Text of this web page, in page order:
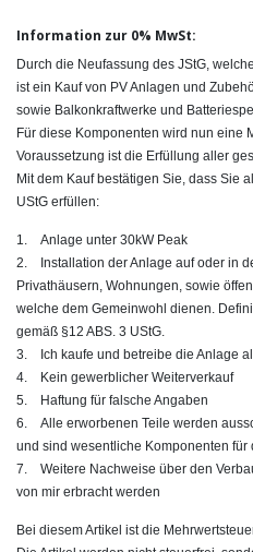
Information zur 0% MwSt:
Durch die Neufassung des JStG,
ist ein Kauf von PV Anlagen und
sowie Balkonkraftwerke und
Für diese Komponenten wird nun eine
Voraussetzung ist die Erfüllung aller
Mit dem Kauf bestätigen Sie, dass Sie
UStG erfüllen:
1. Anlage unter 30kW Peak
2. Installation der Anlage auf oder in
Privathäusern, Wohnungen, sowie
welche dem Gemeinwohl dienen.
gemäß §12 ABS. 3 UStG.
3. Ich kaufe und betreibe die Anlage
4. Kein gewerblicher Weiterverkauf
5. Haftung für falsche Angaben
6. Alle erworbenen Teile werden
und sind wesentliche Komponenten für
7. Weitere Nachweise über den
von mir erbracht werden
Bei diesem Artikel ist die